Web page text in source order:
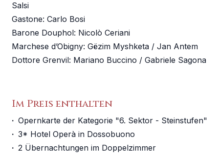
Salsi
Gastone: Carlo Bosi
Barone Douphol: Nicolò Ceriani
Marchese d’Obigny: Gëzim Myshketa / Jan Antem
Dottore Grenvil: Mariano Buccino / Gabriele Sagona
Im Preis enthalten
· Opernkarte der Kategorie "6. Sektor - Steinstufen"
· 3* Hotel Operà in Dossobuono
· 2 Übernachtungen im Doppelzimmer